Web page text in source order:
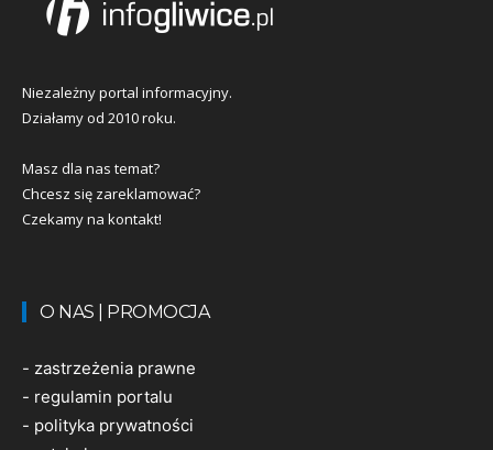
Niezależny portal informacyjny.
Działamy od 2010 roku.
Masz dla nas temat?
Chcesz się zareklamować?
Czekamy na kontakt!
O NAS | PROMOCJA
- zastrzeżenia prawne
- regulamin portalu
- polityka prywatności